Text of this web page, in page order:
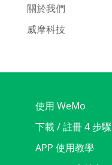
關於我們
威摩科技
使用 WeMo
下載 / 註冊 4 步驟
APP 使用教學